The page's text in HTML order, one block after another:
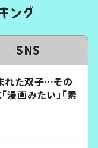
SNS
れた双子…その
漫画みたい」「素